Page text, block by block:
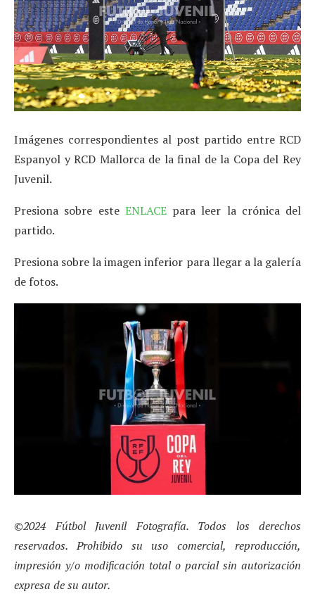
Imágenes correspondientes al post partido entre RCD
Espanyol y RCD Mallorca de la final de la Copa del Rey
Juvenil.
Presiona sobre este ENLACE para leer la crónica del
partido.
Presiona sobre la imagen inferior para llegar a la galería
de fotos.
©2024 Fútbol Juvenil Fotografía. Todos los derechos
reservados. Prohibido su uso comercial, reproducción,
impresión y/o modificación total o parcial sin autorización
expresa de su autor.